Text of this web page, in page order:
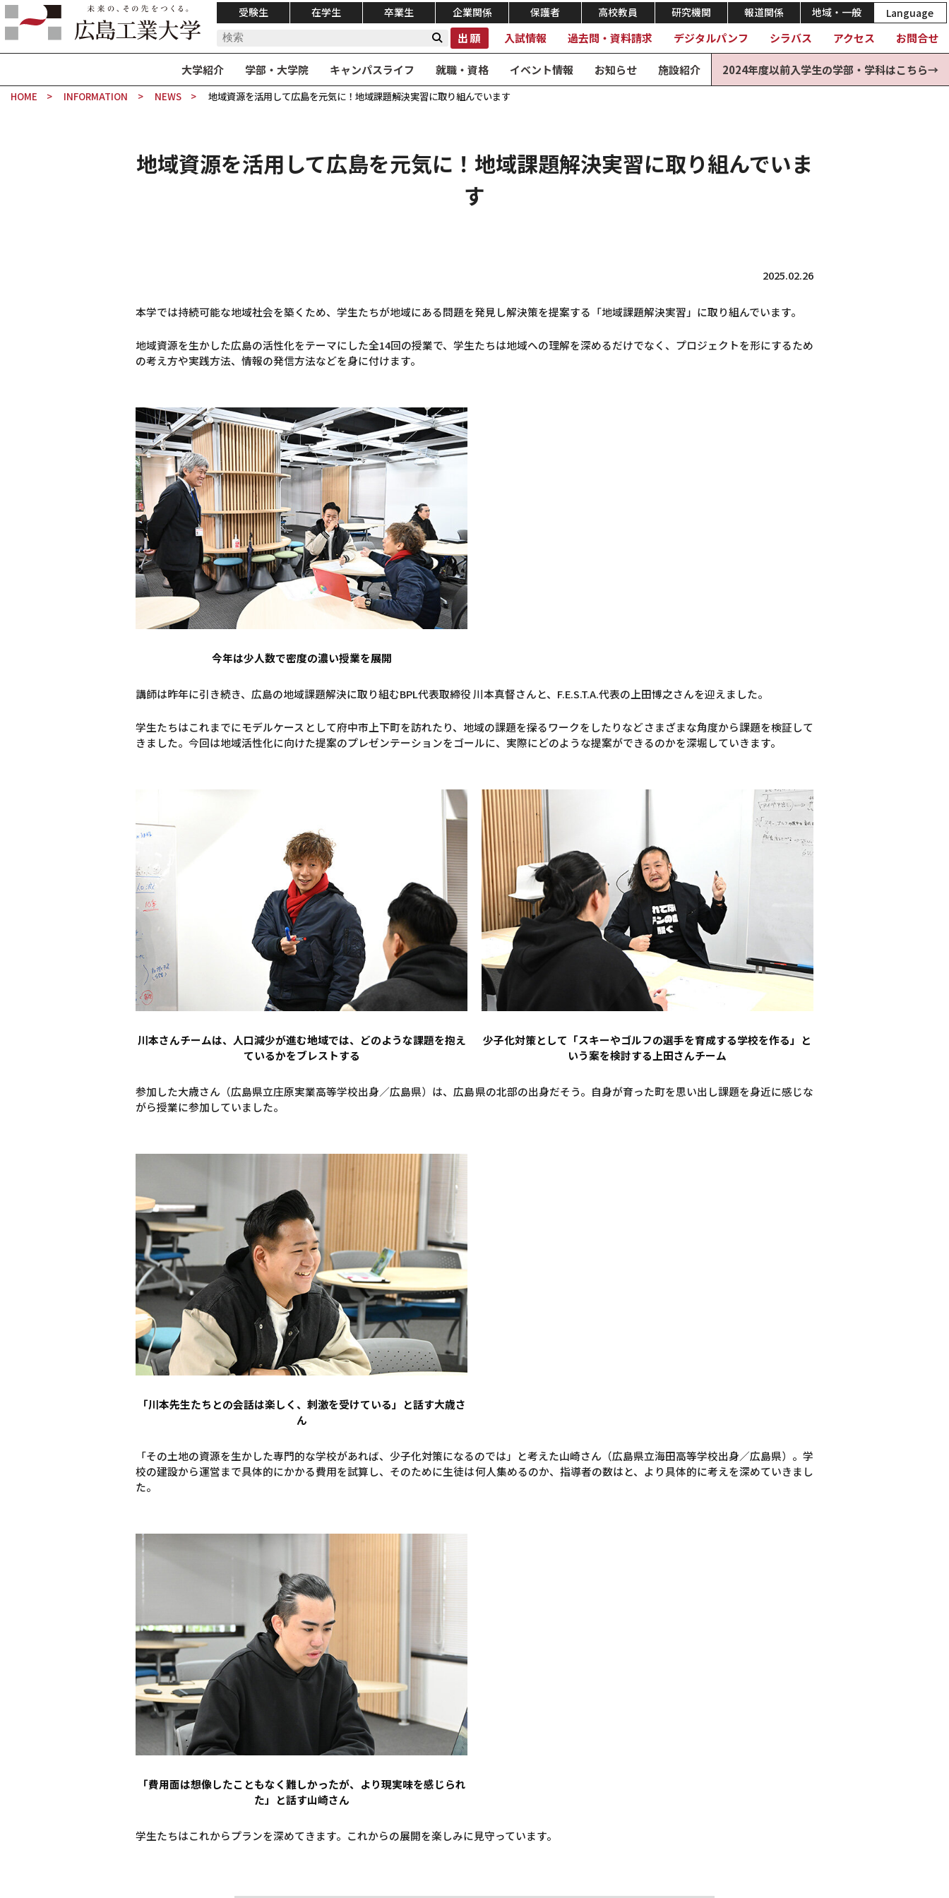
受験生 在学生 卒業生 企業関係 保護者 高校教員 研究機関 報道関係 地域・一般 Language
出願 入試情報 過去問・資料請求 デジタルパンフ シラバス アクセス お問合せ
大学紹介 学部・大学院 キャンパスライフ 就職・資格 イベント情報 お知らせ 施設紹介 2024年度以前入学生の学部・学科はこちら→
HOME INFORMATION NEWS 地域資源を活用して広島を元気に！地域課題解決実習に取り組んでいます
地域資源を活用して広島を元気に！地域課題解決実習に取り組んでいま
す
2025.02.26
本学では持続可能な地域社会を築くため、学生たちが地域にある問題を発見し解決策を提案する「地域課題解決実習」に取り組んでいます。
地域資源を生かした広島の活性化をテーマにした全14回の授業で、学生たちは地域への理解を深めるだけでなく、プロジェクトを形にするため
の考え方や実践方法、情報の発信方法などを身に付けます。
今年は少人数で密度の濃い授業を展開
講師は昨年に引き続き、広島の地域課題解決に取り組むBPL代表取締役 川本真督さんと、F.E.S.T.A.代表の上田博之さんを迎えました。
学生たちはこれまでにモデルケースとして府中市上下町を訪れたり、地域の課題を探るワークをしたりなどさまざまな角度から課題を検証して
きました。今回は地域活性化に向けた提案のプレゼンテーションをゴールに、実際にどのような提案ができるのかを深堀していきます。
川本さんチームは、人口減少が進む地域では、どのような課題を抱え
ているかをブレストする
少子化対策として「スキーやゴルフの選手を育成する学校を作る」と
いう案を検討する上田さんチーム
参加した大歳さん（広島県立庄原実業高等学校出身／広島県）は、広島県の北部の出身だそう。自身が育った町を思い出し課題を身近に感じな
がら授業に参加していました。
「川本先生たちとの会話は楽しく、刺激を受けている」と話す大歳さ
ん
「その土地の資源を生かした専門的な学校があれば、少子化対策になるのでは」と考えた山崎さん（広島県立海田高等学校出身／広島県）。学
校の建設から運営まで具体的にかかる費用を試算し、そのために生徒は何人集めるのか、指導者の数はと、より具体的に考えを深めていきまし
た。
「費用面は想像したこともなく難しかったが、より現実味を感じられ
た」と話す山崎さん
学生たちはこれからプランを深めてきます。これからの展開を楽しみに見守っています。